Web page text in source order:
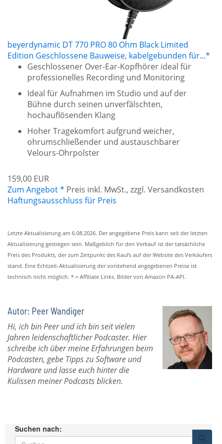
beyerdynamic DT 770 PRO 80 Ohm Black Limited
Edition Geschlossene Bauweise, kabelgebunden für...*
Geschlossener Over-Ear-Kopfhörer ideal für
professionelles Recording und Monitoring
Ideal für Aufnahmen im Studio und auf der
Bühne durch seinen unverfälschten,
hochauflösenden Klang
Hoher Tragekomfort aufgrund weicher,
ohrumschließender und austauschbarer
Velours-Ohrpolster
159,00 EUR
Zum Angebot * Preis inkl. MwSt., zzgl. Versandkosten
Haftungsausschluss für Preis
Letzte Aktualisierung am 6.08.2026. Der angegebene Preis kann seit der letzten
Aktualisierung gestiegen sein. Maßgeblich für den Verkauf ist der tatsächliche
Preis des Produkts, der zum Zeitpunkt des Kaufs auf der Website des Verkäufers
stand. Eine Echtzeit-Aktualisierung der vorstehend angegebenen Preise ist
technisch nicht möglich. * = Affiliate Links. Bilder von Amazon PA-API.
Autor: Peer Wandiger
Hi, ich bin Peer und ich bin seit vielen
Jahren leidenschaftlicher Podcaster. Hier
schreibe ich über meine Erfahrungen beim
Podcasten, gebe Tipps zu Software und
Hardware und lasse euch hinter die
Kulissen meiner Podcasts blicken.
Suchen nach: